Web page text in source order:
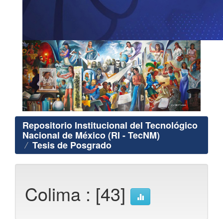
Repositorio Institucional del Tecnológico
Nacional de México (RI - TecNM)
Tesis de Posgrado
Colima : [43]